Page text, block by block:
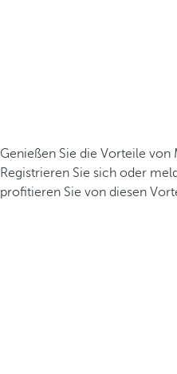
Genießen Sie die Vorteile von
Registrieren Sie sich oder
profitieren Sie von diesen